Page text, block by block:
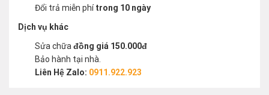
Đổi trả miễn phítrong 10 ngày
Dịch vụ khác
Sửa chữa đồng giá 150.000đ
Bảo hành tại nhà.
Liên Hệ Zalo: 0911.922.923